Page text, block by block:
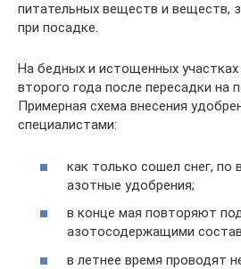
питательных веществ и веществ,
при посадке.
На бедных и истощенных
второго года после пересадки на
Примерная схема внесения
специалистами:
как только сошел снег, по
азотные удобрения;
в конце мая повторяют
азотосодержащими
в летнее время проводят